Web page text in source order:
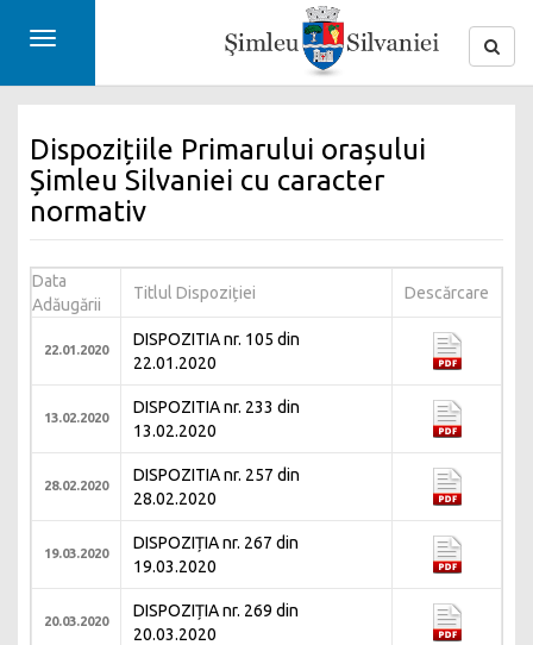
Toggle
Dispozițiile Primarului orașului
Șimleu Silvaniei cu caracter
normativ
Data
Adăugării
Titlul Dispoziției Descărcare
22.01.2020
DISPOZITIA nr. 105 din
22.01.2020
13.02.2020
DISPOZITIA nr. 233 din
13.02.2020
28.02.2020
DISPOZITIA nr. 257 din
28.02.2020
19.03.2020
DISPOZIȚIA nr. 267 din
19.03.2020
20.03.2020
DISPOZIȚIA nr. 269 din
20.03.2020